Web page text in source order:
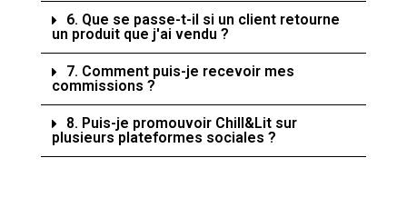
6. Que se passe-t-il si un client retourne
un produit que j'ai vendu ?
7. Comment puis-je recevoir mes
commissions ?
8. Puis-je promouvoir Chill&Lit sur
plusieurs plateformes sociales ?